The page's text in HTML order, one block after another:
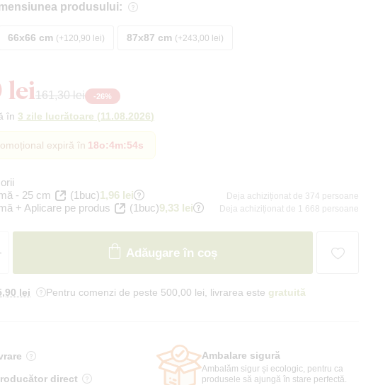
produsului:
66x66 cm +120,90 lei 87x87 cm +243,00 lei
lei161,30 lei -26%
în 3 zile lucrătoare (11.08.2026)
expiră în 18o:4m:52s
- 25 cm
(1buc)1,96 lei Deja achiziționat de 374 persoane
+ Aplicare pe produs (1buc)9,33 lei Deja achiziționat de 1 668 persoane
Adăugare în coș
,90 lei Pentru comenzi de peste 500,00 lei, livrarea este gratuită
direct
Ambalare sigură
Ambalăm sigur și ecologic, pentru ca
produsele să ajungă în stare perfectă.